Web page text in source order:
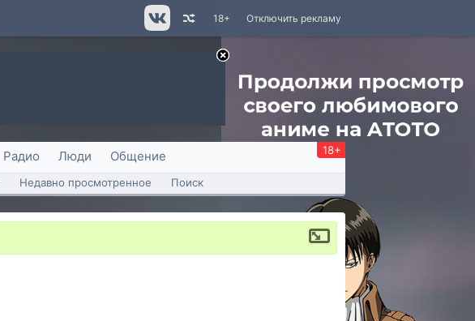
Отключить рекламу
18+
Радио Люди Общение 18+
Недавно просмотренное Поиск